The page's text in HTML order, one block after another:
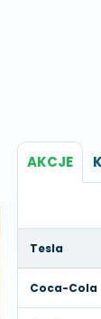
AKCJE
Tesla
Coca-Cola